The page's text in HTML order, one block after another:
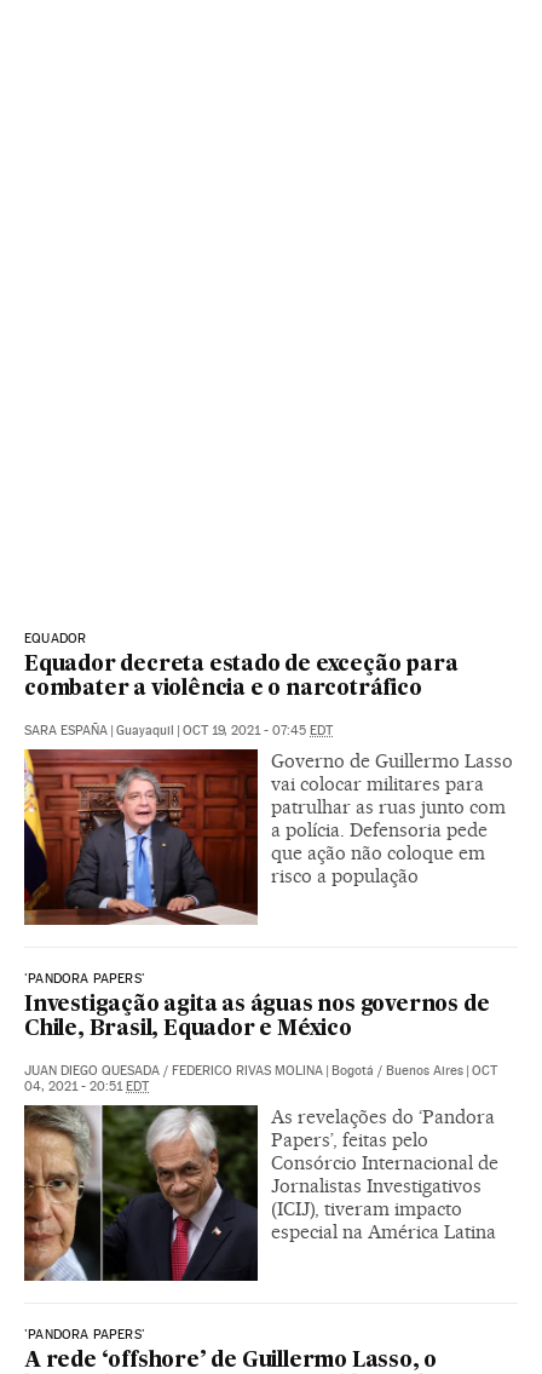
EQUADOR
Equador decreta estado de exceção para
combater a violência e o narcotráfico
SARA ESPAÑA Guayaquil OCT 19, 2021 - 07:45 EDT
Governo de Guillermo Lasso
vai colocar militares para
patrulhar as ruas junto com
a polícia. Defensoria pede
que ação não coloque em
risco a população
'PANDORA PAPERS'
Investigação agita as águas nos governos de
Chile, Brasil, Equador e México
JUAN DIEGO QUESADA / FEDERICO RIVAS MOLINA Bogotá / Buenos Aires OCT
04, 2021 - 20:51 EDT
As revelações do ‘Pandora
Papers’, feitas pelo
Consórcio Internacional de
Jornalistas Investigativos
(ICIJ), tiveram impacto
especial na América Latina
'PANDORA PAPERS'
A rede ‘offshore’ de Guillermo Lasso, o